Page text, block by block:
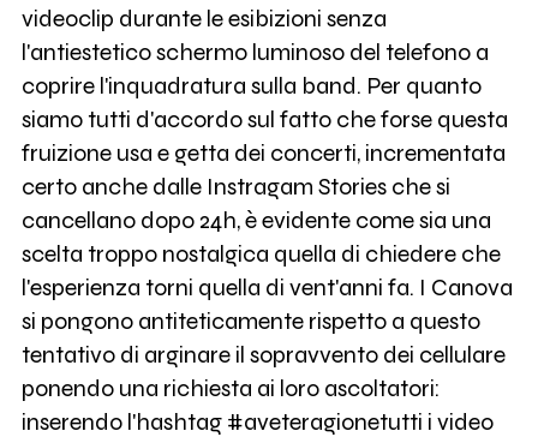
videoclip durante le esibizioni senza
l'antiestetico schermo luminoso del telefono a
coprire l'inquadratura sulla band. Per quanto
siamo tutti d'accordo sul fatto che forse questa
fruizione usa e getta dei concerti, incrementata
certo anche dalle Instragam Stories che si
cancellano dopo 24h, è evidente come sia una
scelta troppo nostalgica quella di chiedere che
l'esperienza torni quella di vent'anni fa. I Canova
si pongono antiteticamente rispetto a questo
tentativo di arginare il sopravvento dei cellulare
ponendo una richiesta ai loro ascoltatori:
inserendo l'hashtag #aveteragionetutti i video